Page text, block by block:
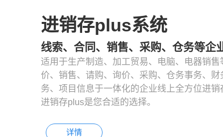
进销存plus系统
线索、合同、销售、采购、仓务等企
适用于生产制造、加工贸易、电脑、电器销
价、销售、请购、询价、采购、仓务事务、
务、项目信息于一体化的企业线上全方位进
进销存plus是您合适的选择。
详情